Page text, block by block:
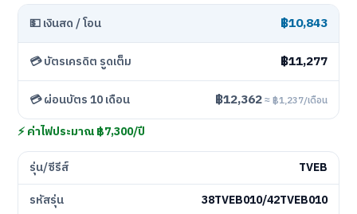
💵 เงินสด / โอน ฿10,843
💳 บัตรเครดิต รูดเต็ม ฿11,277
💳 ผ่อนบัตร 10 เดือน ฿12,362≈ ฿1,237/เดือน
⚡ ค่าไฟประมาณ ฿7,300/ปี
รุ่น/ซีรีส์
TVEB
รหัสรุ่น
38TVEB010/42TVEB010